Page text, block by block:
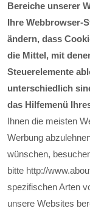
Bereiche unserer
Ihre Webbrowser-
ändern, dass
die Mittel, mit
Steuerelemente
unterschiedlich
das Hilfemenü
Ihnen die meisten
Werbung
wünschen,
bitte http://
spezifischen Arten
unsere Websites